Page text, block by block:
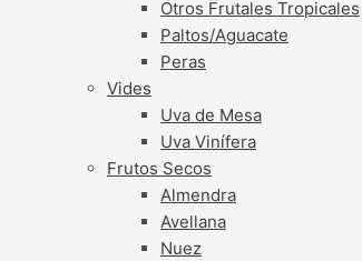
Otros Frutales Tropicales
Paltos/Aguacate
Peras
Vides
Uva de Mesa
Uva Vinífera
Frutos Secos
Almendra
Avellana
Nuez